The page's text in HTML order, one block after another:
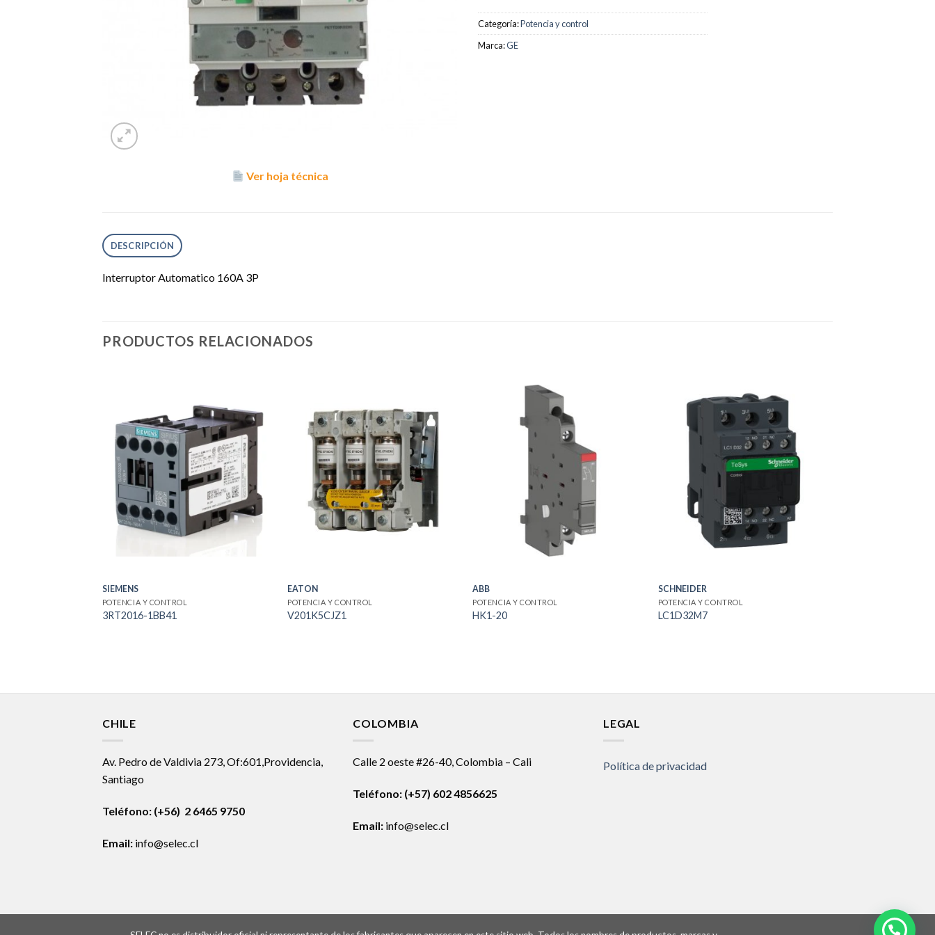
Ver hoja técnica
Categoría:Potencia y control
Marca:GE
DESCRIPCIÓN
Interruptor Automatico 160A 3P
PRODUCTOS RELACIONADOS
SIEMENS
POTENCIA Y CONTROL
3RT2016-1BB41
EATON
POTENCIA Y CONTROL
V201K5CJZ1
ABB
POTENCIA Y CONTROL
HK1-20
SCHNEIDER
POTENCIA Y CONTROL
LC1D32M7
CHILE
Av. Pedro de Valdivia 273, Of:601,Providencia,
Santiago
Teléfono: (+56) 2 6465 9750
Email: info@selec.cl
COLOMBIA
Calle 2 oeste #26-40, Colombia – Cali
Teléfono: (+57) 602 4856625
Email: info@selec.cl
LEGAL
Política de privacidad